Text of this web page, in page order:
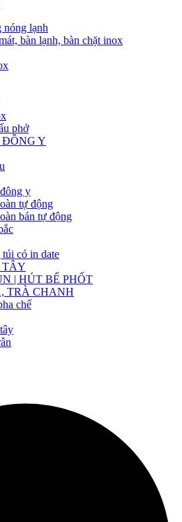
nóng lạnh
bàn lạnh, bàn chặt inox
phở
Y
y
tự động
bán tự động
có in date
TÂY
| HÚT BỂ PHỐT
TRÀ CHANH
chế